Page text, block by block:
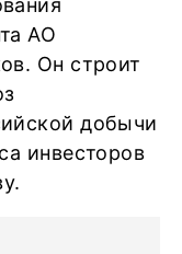
АО
Он строит
добычи
инвесторов